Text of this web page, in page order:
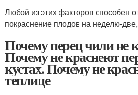
Любой из этих факторов способен
покраснение плодов на неделю-
Почему перец чили не
Почему не краснеют
кустах. Почему не
теплице